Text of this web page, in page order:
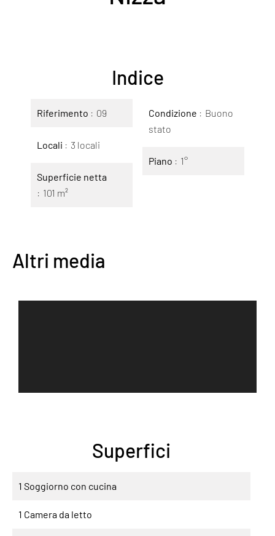
Indice
Riferimento 09
Locali 3 locali
Superficie netta
101 m²
Condizione
Buono
stato
Piano 1°
Altri media
Superfici
1 Soggiorno con cucina
1 Camera da letto